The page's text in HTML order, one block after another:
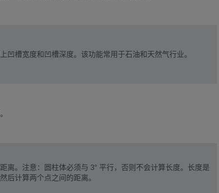
槽宽度和凹槽深度。该功能常用于石油和天然气行业。
离。注意：圆柱体必须与 3° 平行，否则不会计算长度。长度是
后计算两个点之间的距离。